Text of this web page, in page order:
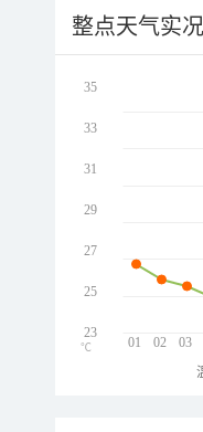
整点天气实况
01 02 03
35
33
31
29
27
25
23
℃